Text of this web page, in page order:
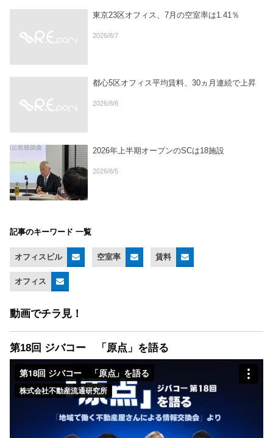
東京23区オフィス、7月の空室率は1.41％
2026/8/7
都心5区オフィス平均賃料、30ヵ月連続で上昇
2026/8/6
2026年上半期オープンのSCは18施設
2026/8/5
記事のキーワード 一覧
オフィスビル 空室率 賃料
オフィス
動画でチラ見！
第18回 ジバコー 「原点」を語る